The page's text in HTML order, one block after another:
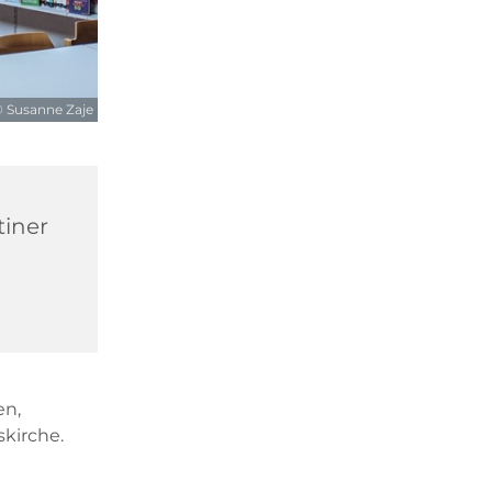
Susanne Zaje